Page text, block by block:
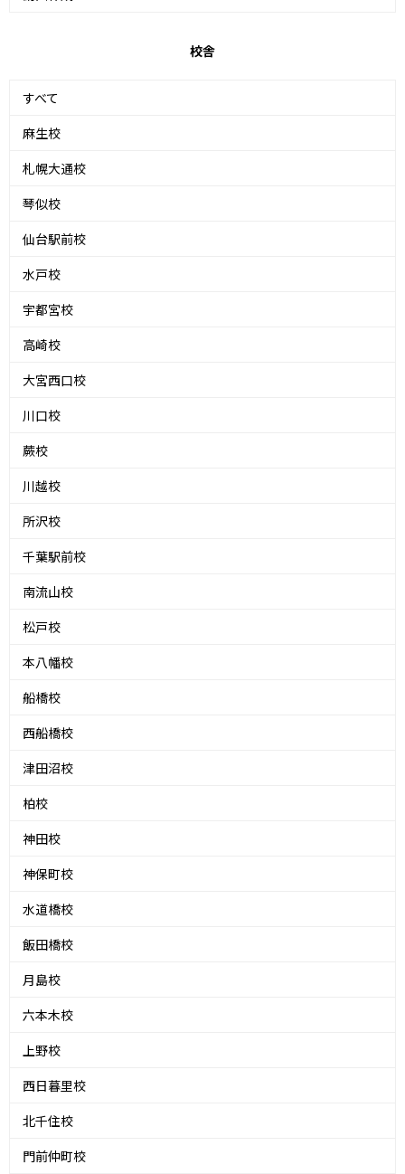
校舎
すべて
麻生校
札幌大通校
琴似校
仙台駅前校
水戸校
宇都宮校
高崎校
大宮西口校
川口校
蕨校
川越校
所沢校
千葉駅前校
南流山校
松戸校
本八幡校
船橋校
西船橋校
津田沼校
柏校
神田校
神保町校
水道橋校
飯田橋校
月島校
六本木校
上野校
西日暮里校
北千住校
門前仲町校